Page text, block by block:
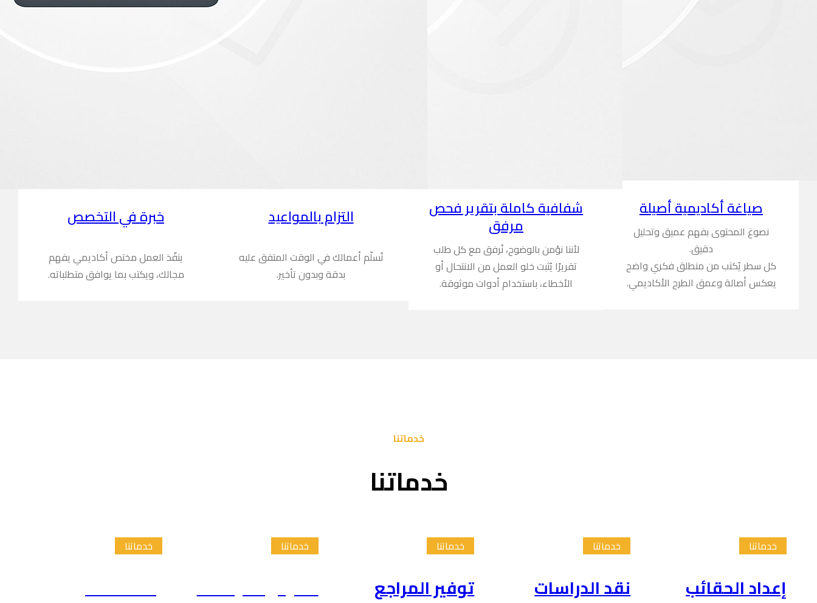
صياغة أكاديمية أصيلة
نصوغ المحتوى بفهم عميق وتحليل
دقيق.
كل سطر يُكتب من منطلق فكري واضح
يعكس أصالة وعمق الطرح الأكاديمي.
شفافية كاملة بتقرير فحص
مرفق
لأننا نؤمن بالوضوح، نُرفق مع كل طلب
تقريرًا يُثبت خلو العمل من الانتحال أو
الأخطاء، باستخدام أدوات موثوقة.
التزام بالمواعيد
نُسلّم أعمالك في الوقت المتفق عليه
بدقة وبدون تأخير.
خبرة في التخصص
ينفّذ العمل مختص أكاديمي يفهم
مجالك، ويكتب بما يوافق متطلباته.
خدماتنا
خدماتنا
خدماتنا
إعداد الحقائب
خدماتنا
نقد الدراسات
خدماتنا
توفير المراجع
خدماتنا
تلخيص الدراسات
خدماتنا
إعداد الاطار